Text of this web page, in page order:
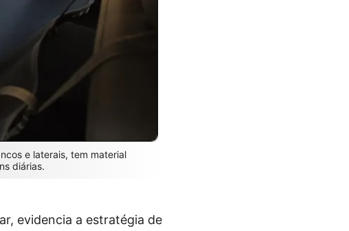
e laterais, tem material
diárias.
evidencia a estratégia de